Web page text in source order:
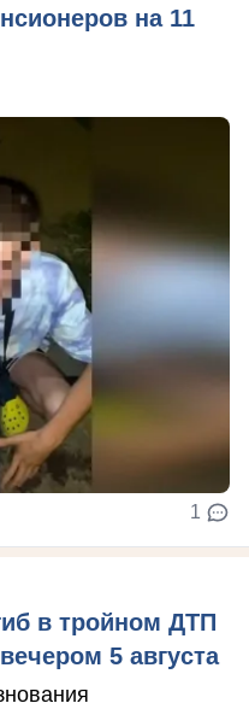
на 11
1
в тройном ДТП
5 августа